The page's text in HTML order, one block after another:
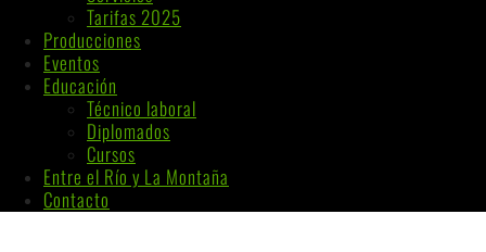
Tarifas 2025
Producciones
Eventos
Educación
Técnico laboral
Diplomados
Cursos
Entre el Río y La Montaña
Contacto